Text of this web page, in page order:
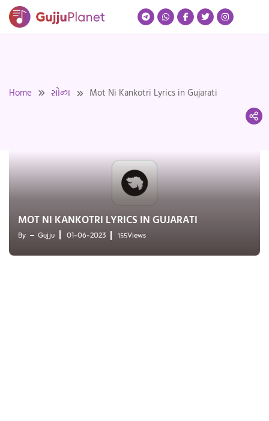
Skip
Home સોન્ગ Mot Ni Kankotri Lyrics in Gujarati
MOT NI KANKOTRI LYRICS IN GUJARATI
By Gujju 01-06-2023 155Views